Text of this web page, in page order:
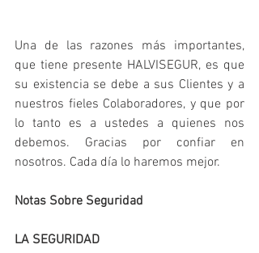
Una de las razones más importantes,
que tiene presente HALVISEGUR, es que
su existencia se debe a sus Clientes y a
nuestros fieles Colaboradores, y que por
lo tanto es a ustedes a quienes nos
debemos. Gracias por confiar en
nosotros. Cada día lo haremos mejor.
Notas Sobre Seguridad
LA SEGURIDAD